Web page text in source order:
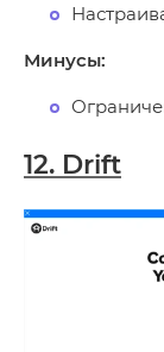
Минусы:
12. Drift